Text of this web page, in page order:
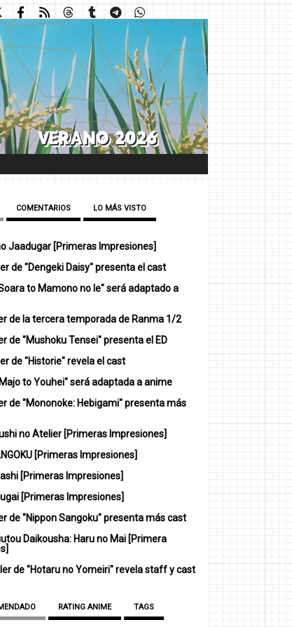
COMENTARIOS LO MÁS VISTO
Jaadugar [Primeras Impresiones]
de "Dengeki Daisy" presenta el cast
to Mamono no Ie" será adaptado a
de la tercera temporada de Ranma 1/2
de "Mushoku Tensei" presenta el ED
de "Historie" revela el cast
to Youhei" será adaptada a anime
de "Mononoke: Hebigami" presenta más
no Atelier [Primeras Impresiones]
[Primeras Impresiones]
[Primeras Impresiones]
[Primeras Impresiones]
de "Nippon Sangoku" presenta más cast
Daikousha: Haru no Mai [Primera
de "Hotaru no Yomeiri" revela staff y cast
RATING ANIME TAGS